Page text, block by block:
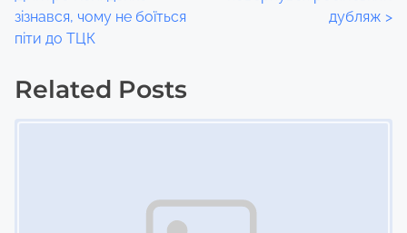
o
s
t
зізнався, чому не боїться
піти до ТЦК
дубляж >
Related Posts